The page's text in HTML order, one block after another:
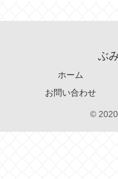
ぶ
ホーム
お問い合わせ
© 2020